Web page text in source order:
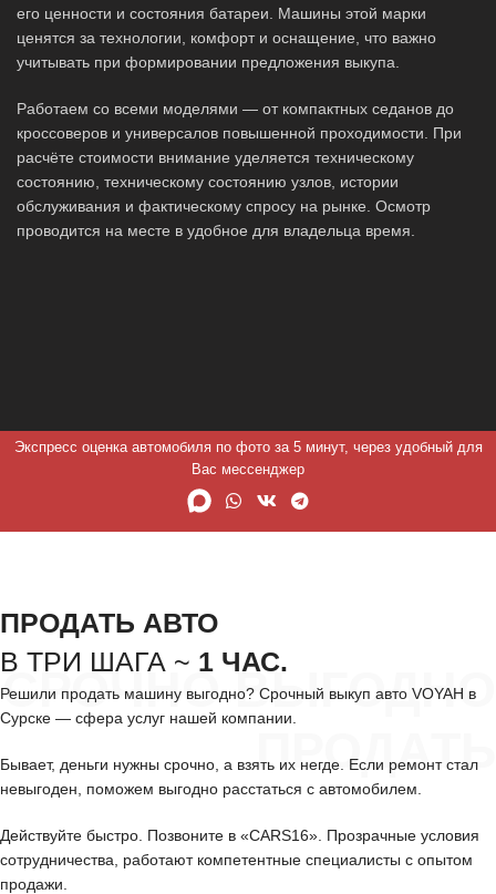
его ценности и состояния батареи. Машины этой марки
ценятся за технологии, комфорт и оснащение, что важно
учитывать при формировании предложения выкупа.
Работаем со всеми моделями — от компактных седанов до
кроссоверов и универсалов повышенной проходимости. При
расчёте стоимости внимание уделяется техническому
состоянию, техническому состоянию узлов, истории
обслуживания и фактическому спросу на рынке. Осмотр
проводится на месте в удобное для владельца время.
Экспресс оценка автомобиля по фото за 5 минут, через удобный для
Вас мессенджер
СРОЧНО ВЫГОДНО
ПРОДАТЬ
ПРОДАТЬ АВТО
В ТРИ ШАГА ~ 1 ЧАС.
Решили продать машину выгодно? Срочный выкуп авто VOYAH в
Сурске — сфера услуг нашей компании.
Бывает, деньги нужны срочно, а взять их негде. Если ремонт стал
невыгоден, поможем выгодно расстаться с автомобилем.
Действуйте быстро. Позвоните в «CARS16». Прозрачные условия
сотрудничества, работают компетентные специалисты с опытом
продажи.